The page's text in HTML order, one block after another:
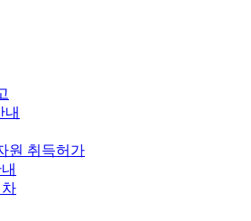
내
원 취득허가